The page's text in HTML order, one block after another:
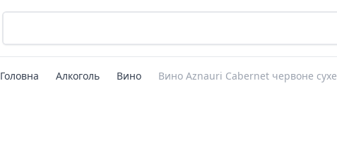
Головна Алкоголь Вино Вино Aznauri Cabernet червоне сухе